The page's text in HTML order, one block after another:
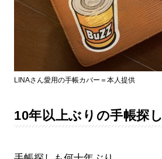
LINAさん愛用の手帳カバー＝本人提供
10年以上ぶりの手帳探し